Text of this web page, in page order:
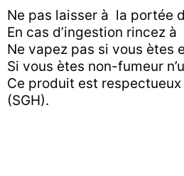
Ne pas laisser à la portée
En cas d’ingestion rincez
Ne vapez pas si vous ètes
Si vous ètes non-fumeur
Ce produit est
(SGH).